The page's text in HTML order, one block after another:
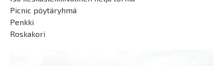
Picnic pöytäryhmä
Penkki
Roskakori